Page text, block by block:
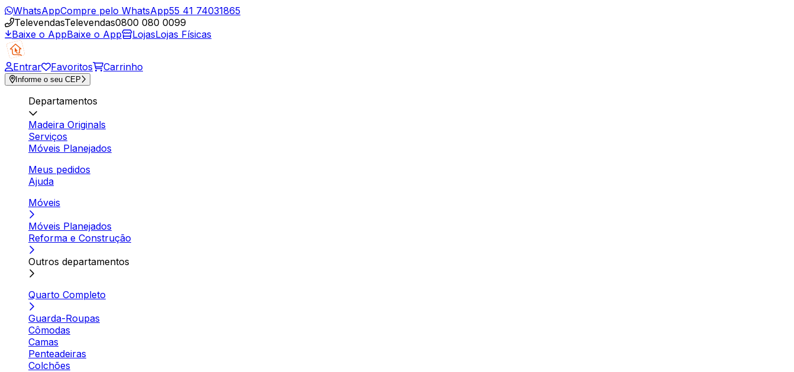
WhatsAppCompre pelo WhatsApp55 41 74031865
TelevendasTelevendas0800 080 0099
Baixe o AppBaixe o App LojasLojas Físicas
Entrar Favoritos Carrinho
Informe o seu CEP
Departamentos
Madeira Originals
Serviços
Móveis Planejados
Meus pedidos
Ajuda
Móveis
Móveis Planejados
Reforma e Construção
Outros departamentos
Quarto Completo
Guarda-Roupas
Cômodas
Camas
Penteadeiras
Colchões